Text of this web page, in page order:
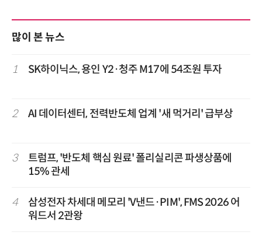
많이 본 뉴스
1 SK하이닉스, 용인 Y2·청주 M17에 54조원 투자
2 AI 데이터센터, 전력반도체 업계 '새 먹거리' 급부상
3
트럼프, '반도체 핵심 원료' 폴리실리콘 파생상품에
15% 관세
4
삼성전자 차세대 메모리 'V낸드·PIM', FMS 2026 어
워드서 2관왕